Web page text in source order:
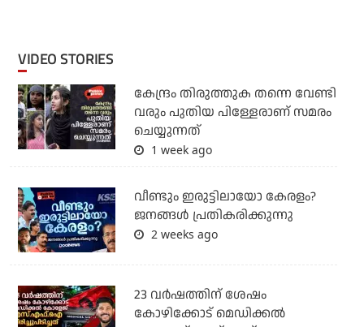
VIDEO STORIES
കേന്ദ്രം തിരുത്തുക തന്നെ വേണ്ടി
വരും പുതിയ പിള്ളേരാണ് സമരം
ചെയ്യുന്നത്
1 week ago
വീണ്ടും ഇരുട്ടിലായോ കേരളം?
ജനങ്ങൾ പ്രതികരിക്കുന്നു
2 weeks ago
23 വർഷത്തിന് ശേഷം
കോഴിക്കോട് മെഡിക്കൽ